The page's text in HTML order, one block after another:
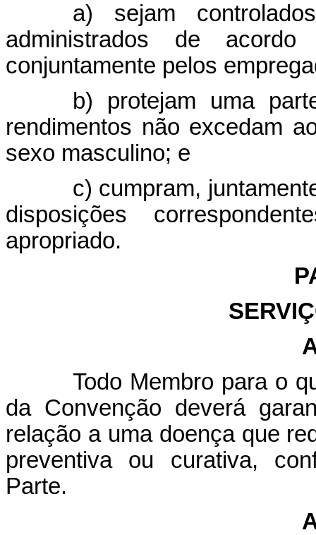
a) sejam
administrados de
conjuntamente pelos
b) protejam uma
rendimentos não excedam
sexo masculino; e
c) cumpram,
disposições
apropriado.
Todo Membro para o
da Convenção deverá
relação a uma doença que
preventiva ou curativa,
Parte.